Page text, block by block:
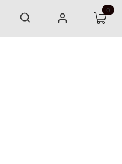
Otwórz wyszukiwarkę
Szukaj Zaloguj się Koszyk